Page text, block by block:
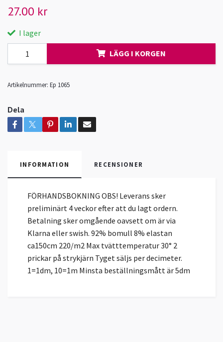
27.00 kr
I lager
LÄGG I KORGEN
Artikelnummer: Ep 1065
Dela
INFORMATION RECENSIONER
FÖRHANDSBOKNING OBS! Leverans sker
preliminärt 4 veckor efter att du lagt ordern.
Betalning sker omgående oavsett om är via
Klarna eller swish. 92% bomull 8% elastan
ca150cm 220/m2 Max tvätttemperatur 30° 2
prickar på strykjärn Tyget säljs per decimeter.
1=1dm, 10=1m Minsta beställningsmått är 5dm